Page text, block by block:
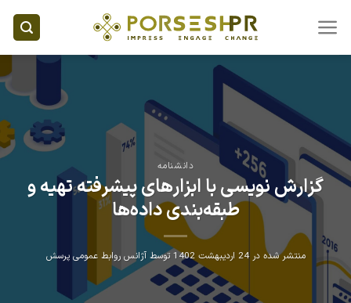
content
دانشنامه
گزارش نویسی با ابزارهای پیشرفته تهیه و
طبقه‌بندی داده‌ها
منتشر شده در24 اردیبهشت 1402 توسطآژانس روابط عمومی پرسش